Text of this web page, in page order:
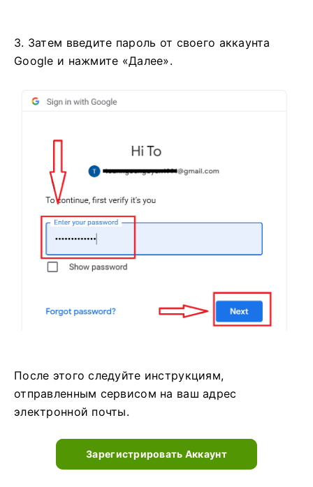
3. Затем введите пароль от своего аккаунта
Google и нажмите «Далее».
После этого следуйте инструкциям,
отправленным сервисом на ваш адрес
электронной почты.
Зарегистрировать Аккаунт